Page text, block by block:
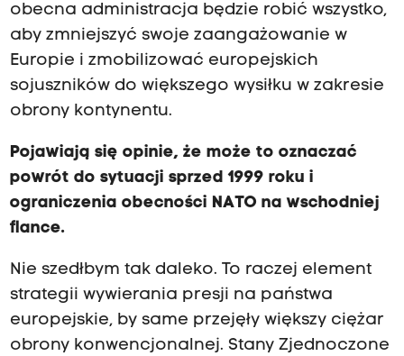
obecna administracja będzie robić wszystko,
aby zmniejszyć swoje zaangażowanie w
Europie i zmobilizować europejskich
sojuszników do większego wysiłku w zakresie
obrony kontynentu.
Pojawiają się opinie, że może to oznaczać
powrót do sytuacji sprzed 1999 roku i
ograniczenia obecności NATO na wschodniej
flance.
Nie szedłbym tak daleko. To raczej element
strategii wywierania presji na państwa
europejskie, by same przejęły większy ciężar
obrony konwencjonalnej. Stany Zjednoczone